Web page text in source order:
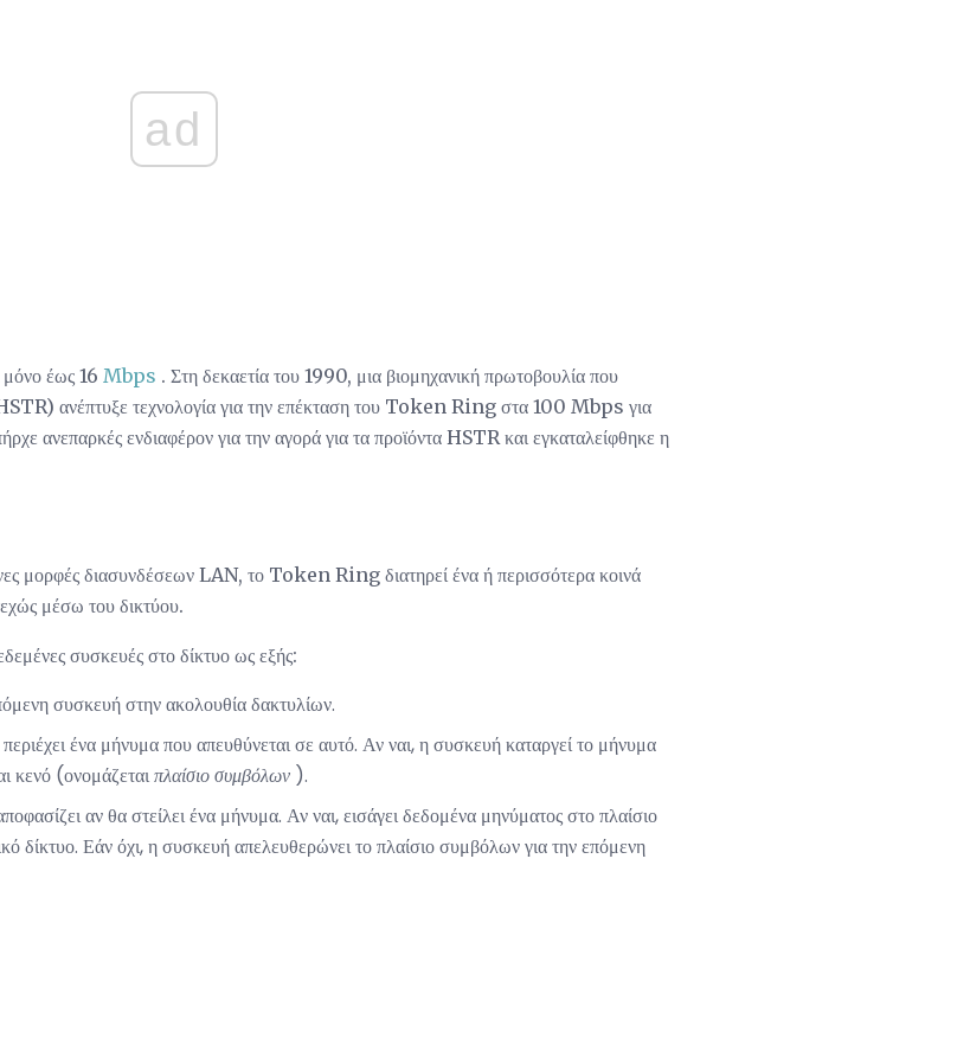
ad
έως 16 Mbps . Στη δεκαετία του 1990, μια βιομηχανική πρωτοβουλία που
ανέπτυξε τεχνολογία για την επέκταση του Token Ring στα 100 Mbps για
ανεπαρκές ενδιαφέρον για την αγορά για τα προϊόντα HSTR και εγκαταλείφθηκε η
μορφές διασυνδέσεων LAN, το Token Ring διατηρεί ένα ή περισσότερα κοινά
μέσω του δικτύου.
συσκευές στο δίκτυο ως εξής:
συσκευή στην ακολουθία δακτυλίων.
ένα μήνυμα που απευθύνεται σε αυτό. Αν ναι, η συσκευή καταργεί το μήνυμα
κενό (ονομάζεταιπλαίσιο συμβόλων ).
αν θα στείλει ένα μήνυμα. Αν ναι, εισάγει δεδομένα μηνύματος στο πλαίσιο
δίκτυο. Εάν όχι, η συσκευή απελευθερώνει το πλαίσιο συμβόλων για την επόμενη